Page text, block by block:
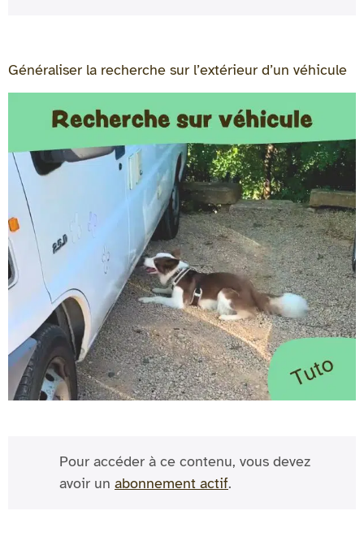
Généraliser la recherche sur l’extérieur d’un véhicule
Pour accéder à ce contenu, vous devez
avoir un abonnement actif.